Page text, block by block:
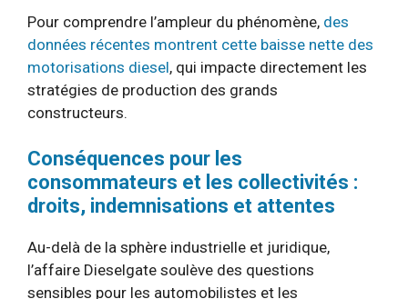
Pour comprendre l’ampleur du phénomène, des
données récentes montrent cette baisse nette des
motorisations diesel, qui impacte directement les
stratégies de production des grands
constructeurs.
Conséquences pour les
consommateurs et les collectivités :
droits, indemnisations et attentes
Au-delà de la sphère industrielle et juridique,
l’affaire Dieselgate soulève des questions
sensibles pour les automobilistes et les